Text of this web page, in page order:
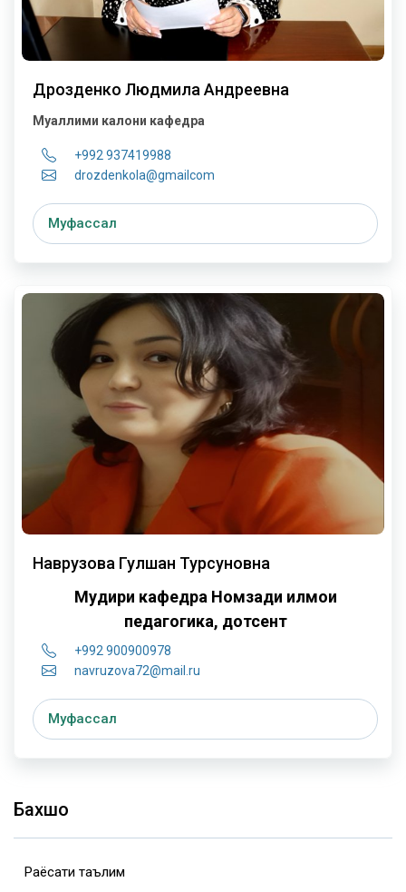
Дрозденко Людмила Андреевна
Муаллими калони кафедра
+992 937419988
drozdenkola@gmailcom
Муфассал
Наврузова Гулшан Турсуновна
Мудири кафедра Номзади илмҳои
педагогика, дотсент
+992 900900978
navruzova72@mail.ru
Муфассал
Бахшҳо
Раёсати таълим